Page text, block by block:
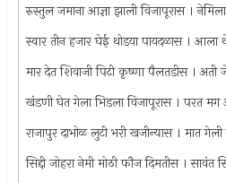
रुस्तुल जमाना आज्ञा झाली विजापूरास ।
स्वार तीन हजार घेई थोडया पायदळास । आला
मार देत शिवाजी पिटी कृष्णा पैलतडीस ।
खंडणी घेत गेला भिडला विजापूरास । परत
राजापुर दाभोळ लुटी भरी खजीन्यास । मात
सिद्दी जोहरा नेमी मोठी फौज दिमतीस । सावंत